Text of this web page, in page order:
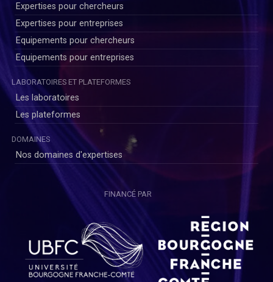
Expertises pour chercheurs
Expertises pour entreprises
Equipements pour chercheurs
Equipements pour entreprises
LABORATOIRES ET PLATEFORMES
Les laboratoires
Les plateformes
DOMAINES
Nos domaines d'expertises
FINANCÉ PAR